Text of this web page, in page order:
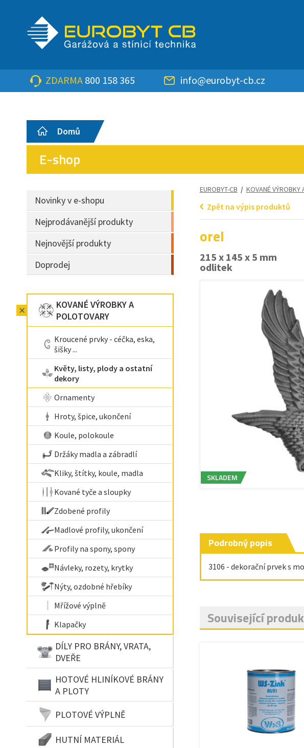
ZDARMA 800 158 365 info@eurobyt-cb.cz
Domů
E-shop
Novinky v e-shopu
Nejprodávanější produkty
Nejnovější produkty
Doprodej
KOVANÉ VÝROBKY A
POLOTOVARY
Kroucené prvky - céčka, eska,
šišky ...
Květy, listy, plody a ostatní
dekory
Ornamenty
Hroty, špice, ukončení
Koule, polokoule
Držáky madla a zábradlí
Kliky, štítky, koule, madla
Kované tyče a sloupky
Zdobené profily
Madlové profily, ukončení
Profily na spony, spony
Návleky, rozety, krytky
Nýty, ozdobné hřebíky
Mřížové výplně
Klapačky
DÍLY PRO BRÁNY, VRATA,
DVEŘE
HOTOVÉ HLINÍKOVÉ BRÁNY
A PLOTY
PLOTOVÉ VÝPLNĚ
HUTNÍ MATERIÁL
EUROBYT-CB / KOVANÉ VÝROBKY
Zpět na výpis produktů
orel
215 x 145 x 5 mm
odlitek
SKLADEM
Podrobný popis
3106 - dekorační prvek s
Související